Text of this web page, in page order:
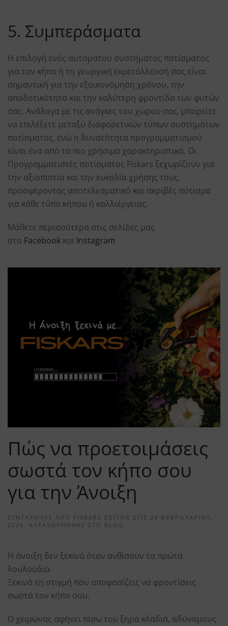
5. Συμπεράσματα
Η επιλογή ενός αυτόματου συστήματος ποτίσματος
για τον κήπο ή τη γεωργική εκμετάλλευσή σας είναι
σημαντική για την εξοικονόμηση χρόνου, την
αποδοτικότητα και την καλύτερη φροντίδα των φυτών
σας. Ανάλογα με τις ανάγκες του χώρου σας, μπορείτε
να επιλέξετε μεταξύ διαφορετικών τύπων συστημάτων
ποτίσματος, ενώ η δυνατότητα προγραμματισμού
είναι ένα από τα πιο χρήσιμα χαρακτηριστικά. Οι
Προγραμματιστές ποτίσματος Fiskars ξεχωρίζουν για
την αξιοπιστία και την ευκολία χρήσης τους,
προσφέροντας αποτελεσματικό και ακριβές πότισμα
για κάθε τύπο κήπου ή καλλιέργειας.
Μάθετε περισσότερα στις σελίδες μας
στο Facebook και Instagram
Πώς να προετοιμάσεις
σωστά τον κήπο σου
για την Άνοιξη
ΣΥΝΤΆΧΘΗΚΕ ΑΠΌ FISKARS EDITOR ΣΤΙΣ 24 ΦΕΒΡΟΥΑΡΊΟΥ,
2026
. ΚΑΤΑΧΩΡΉΘΗΚΕ ΣΤΟ BLOG
Η άνοιξη δεν ξεκινά όταν ανθίσουν τα πρώτα
λουλούδια.
Ξεκινά τη στιγμή που αποφασίζεις να φροντίσεις
σωστά τον κήπο σου.
Ο χειμώνας αφήνει πίσω του ξηρά κλαδιά, αδύναμους